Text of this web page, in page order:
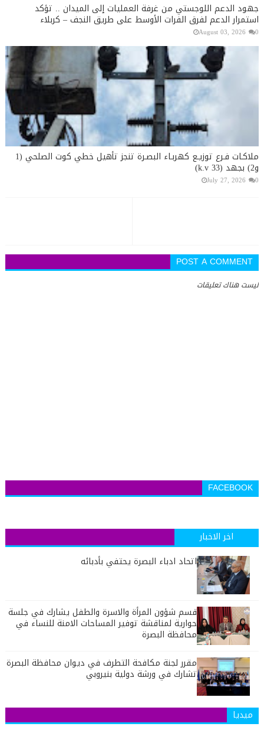
جهود الدعم اللوجستي من غرفة العمليات إلى الميدان .. تؤكد
استمرار الدعم لفرق الفرات الأوسط على طريق النجف – كربلاء
August 03, 2026 0
ملاكـات فـرع توزيـع كهربـاء البصـرة تنجز تأهيل خطي كوت الصلحي (1
و2) بجهد (33 k.v)
July 27, 2026 0
POST A COMMENT
ليست هناك تعليقات
FACEBOOK
اخر الاخبار
اتحاد ادباء البصرة يحتفي بأدبائه
قسم شؤون المرأة والاسرة والطفل يشارك في جلسة
حوارية لمناقشة توفير المساحات الامنة للنساء في
محافظة البصرة
مقرر لجنة مكافحة التطرف في ديوان محافظة البصرة
تشارك في ورشة دولية بنيروبي
ميديا